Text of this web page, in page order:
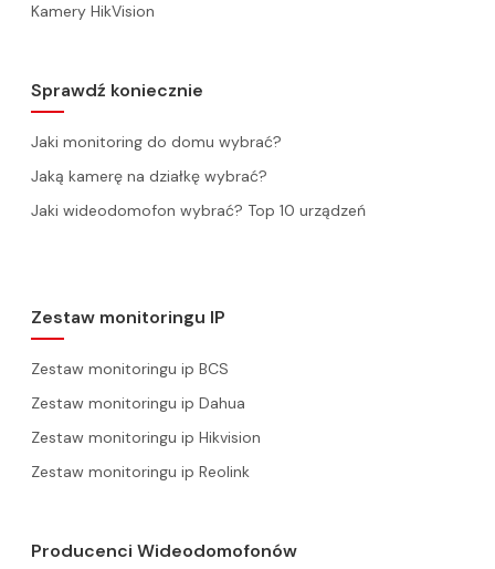
Kamery HikVision
Sprawdź koniecznie
Jaki monitoring do domu wybrać?
Jaką kamerę na działkę wybrać?
Jaki wideodomofon wybrać? Top 10 urządzeń
Zestaw monitoringu IP
Zestaw monitoringu ip BCS
Zestaw monitoringu ip Dahua
Zestaw monitoringu ip Hikvision
Zestaw monitoringu ip Reolink
Producenci Wideodomofonów